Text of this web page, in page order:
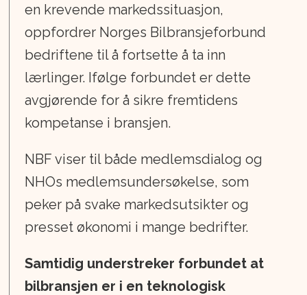
en krevende markedssituasjon,
oppfordrer Norges Bilbransjeforbund
bedriftene til å fortsette å ta inn
lærlinger. Ifølge forbundet er dette
avgjørende for å sikre fremtidens
kompetanse i bransjen.
NBF viser til både medlemsdialog og
NHOs medlemsundersøkelse, som
peker på svake markedsutsikter og
presset økonomi i mange bedrifter.
Samtidig understreker forbundet at
bilbransjen er i en teknologisk